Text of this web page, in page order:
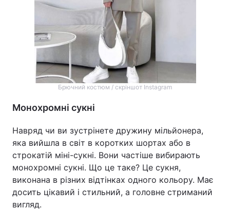
Брючний костюм / скріншот Instagram
Монохромні сукні
Навряд чи ви зустрінете дружину мільйонера,
яка вийшла в світ в коротких шортах або в
строкатій міні-сукні. Вони частіше вибирають
монохромні сукні. Що це таке? Це сукня,
виконана в різних відтінках одного кольору. Має
досить цікавий і стильний, а головне стриманий
вигляд.